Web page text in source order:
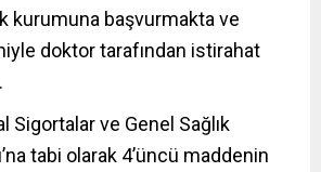
kurumuna başvurmakta ve
doktor tarafından istirahat
Sigortalar ve Genel Sağlık
tabi olarak 4’üncü maddenin